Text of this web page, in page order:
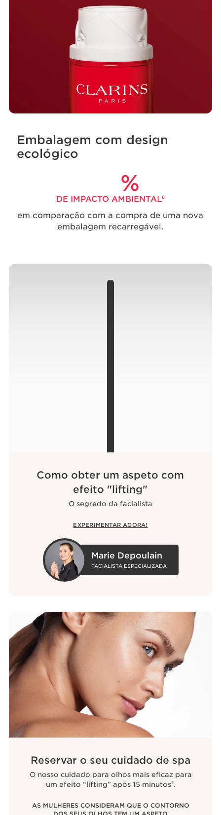
Embalagem com design
ecológico
%
DE IMPACTO AMBIENTAL6
em comparação com a compra de uma nova
embalagem recarregável.
Como obter um aspeto com
efeito "lifting"
O segredo da facialista
EXPERIMENTAR AGORA!
Marie Depoulain
FACIALISTA ESPECIALIZADA
Reservar o seu cuidado de spa
O nosso cuidado para olhos mais eficaz para
um efeito “lifting” após 15 minutos7.
AS MULHERES CONSIDERAM QUE O CONTORNO